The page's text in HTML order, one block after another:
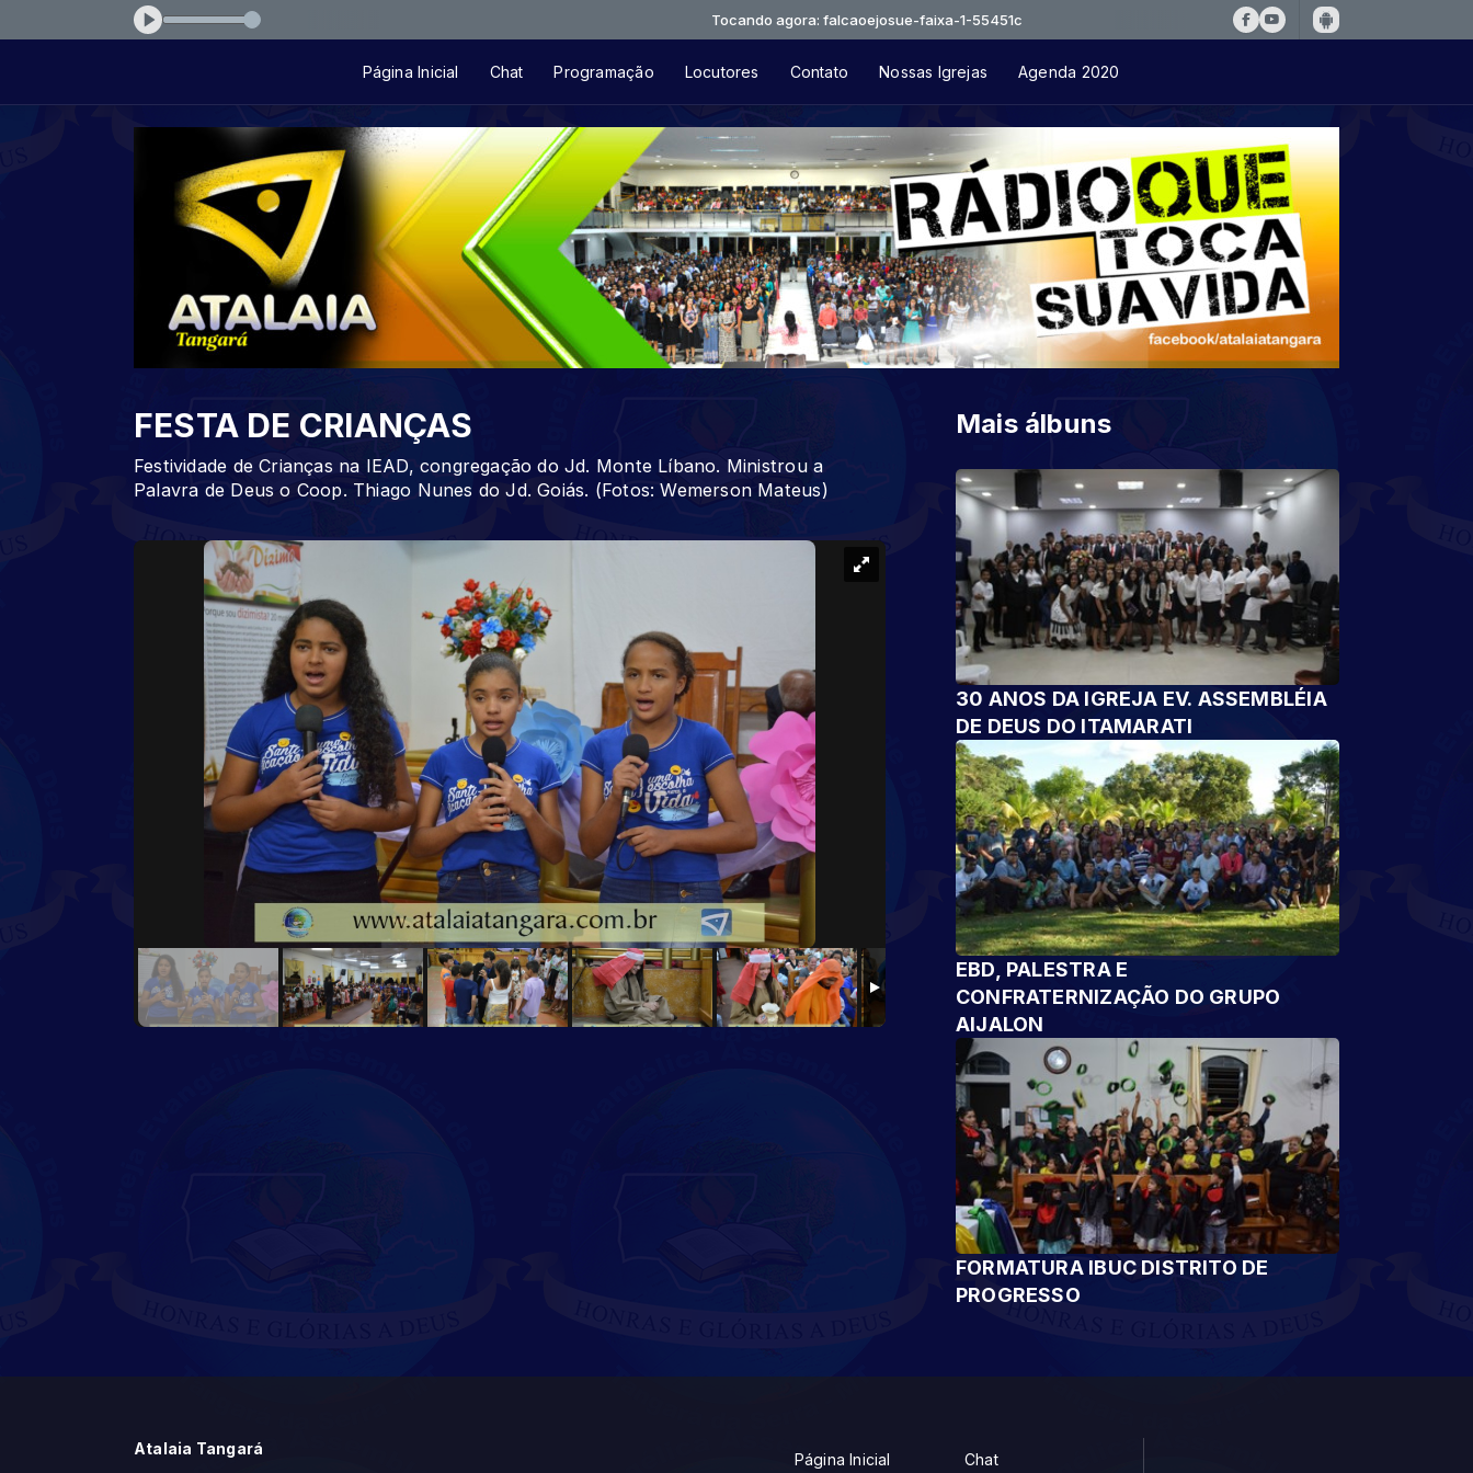
Tocando agora: falcaoejosue-faixa-1-55451c
Página Inicial Chat Programação Locutores Contato Nossas Igrejas Agenda 2020
FESTA DE CRIANÇAS
Festividade de Crianças na IEAD, congregação do Jd. Monte Líbano. Ministrou a
Palavra de Deus o Coop. Thiago Nunes do Jd. Goiás. (Fotos: Wemerson Mateus)
Mais álbuns
30 ANOS DA IGREJA EV. ASSEMBLÉIA
DE DEUS DO ITAMARATI
EBD, PALESTRA E
CONFRATERNIZAÇÃO DO GRUPO
AIJALON
FORMATURA IBUC DISTRITO DE
PROGRESSO
Atalaia Tangará
Página Inicial Chat